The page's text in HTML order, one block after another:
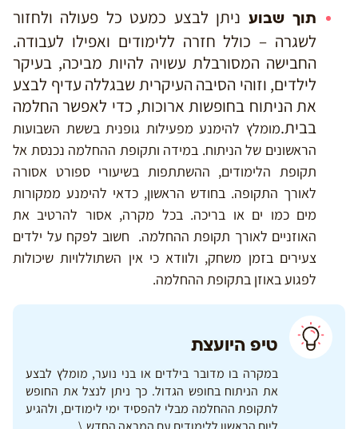
תוך שבוע ניתן לבצע כמעט כל פעולה ולחזור
לשגרה – כולל חזרה ללימודים ואפילו לעבודה.
החבישה המסורבלת עשויה להיות מביכה, בעיקר
לילדים, וזוהי הסיבה העיקרית שבגללה עדיף לבצע
את הניתוח בחופשות ארוכות, כדי לאפשר החלמה
בבית.מומלץ להימנע מפעילות גופנית בששת השבועות
הראשונים של הניתוח. במידה ותקופת ההחלמה נכנסת אל
תקופת הלימודים, ההשתתפות בשיעורי ספורט אסורה
לאורך התקופה. בחודש הראשון, כדאי להימנע ממקורות
מים כמו ים או בריכה. בכל מקרה, אסור להרטיב את
האוזניים לאורך תקופת ההחלמה. חשוב לפקח על ילדים
צעירים בזמן משחק, ולוודא כי אין השתוללויות שיכולות
לפגוע באוזן בתקופת ההחלמה.
טיפ היועצת
במקרה בו מדובר בילדים או בני נוער, מומלץ לבצע
את הניתוח בחופש הגדול. כך ניתן לנצל את החופש
לתקופת ההחלמה מבלי להפסיד ימי לימודים, ולהגיע